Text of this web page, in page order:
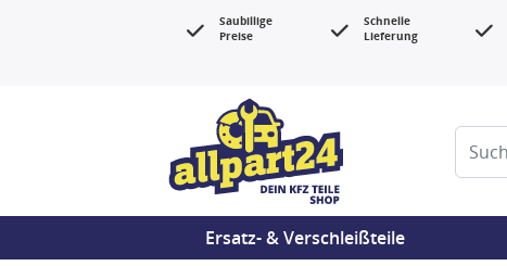
Saubillige
Preise
Schnelle
Lieferung
Ersatz- & Verschleißteile